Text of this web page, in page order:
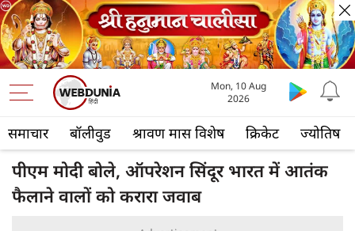
समाचार बॉलीवुड श्रावण मास विशेष क्रिकेट ज्योतिष
Mon, 10 Aug
2026
पीएम मोदी बोले, ऑपरेशन सिंदूर भारत में आतंक
फैलाने वालों को करारा जवाब